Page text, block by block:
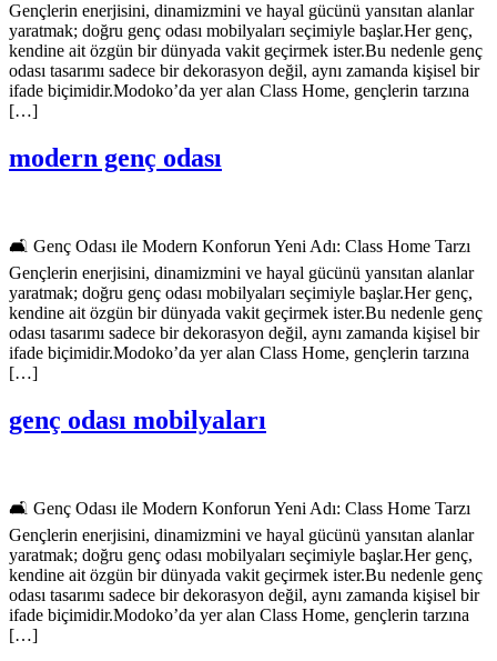
Gençlerin enerjisini, dinamizmini ve hayal gücünü yansıtan alanlar
yaratmak; doğru genç odası mobilyaları seçimiyle başlar.Her genç,
kendine ait özgün bir dünyada vakit geçirmek ister.Bu nedenle genç
odası tasarımı sadece bir dekorasyon değil, aynı zamanda kişisel bir
ifade biçimidir.Modoko’da yer alan Class Home, gençlerin tarzına
[…]
modern genç odası
🛋️ Genç Odası ile Modern Konforun Yeni Adı: Class Home Tarzı
Gençlerin enerjisini, dinamizmini ve hayal gücünü yansıtan alanlar
yaratmak; doğru genç odası mobilyaları seçimiyle başlar.Her genç,
kendine ait özgün bir dünyada vakit geçirmek ister.Bu nedenle genç
odası tasarımı sadece bir dekorasyon değil, aynı zamanda kişisel bir
ifade biçimidir.Modoko’da yer alan Class Home, gençlerin tarzına
[…]
genç odası mobilyaları
🛋️ Genç Odası ile Modern Konforun Yeni Adı: Class Home Tarzı
Gençlerin enerjisini, dinamizmini ve hayal gücünü yansıtan alanlar
yaratmak; doğru genç odası mobilyaları seçimiyle başlar.Her genç,
kendine ait özgün bir dünyada vakit geçirmek ister.Bu nedenle genç
odası tasarımı sadece bir dekorasyon değil, aynı zamanda kişisel bir
ifade biçimidir.Modoko’da yer alan Class Home, gençlerin tarzına
[…]